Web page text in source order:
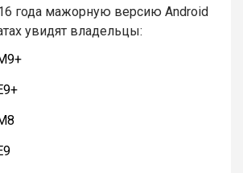
года мажорную версию Android
увидят владельцы: